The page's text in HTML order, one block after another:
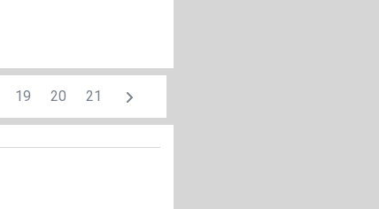
19 20 21